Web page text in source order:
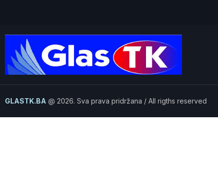
GLASTK.BA @ 2026. Sva prava pridržana / All rigths reserved